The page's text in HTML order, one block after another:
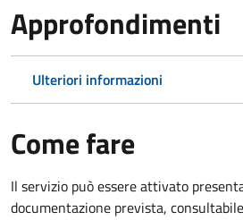
Approfondimenti
Ulteriori informazioni
Come fare
Il servizio può essere attivato
documentazione prevista,